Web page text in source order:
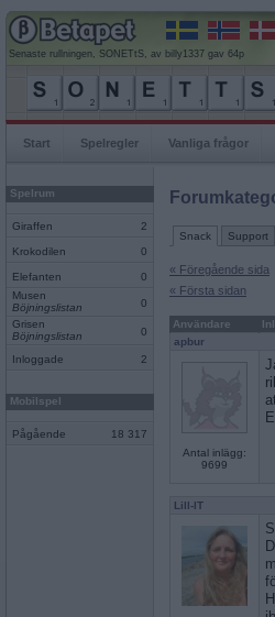
Senaste rullningen, SONETtS, av billy1337 gav 64p
Start Spelregler Vanliga frågor
Spelrum
Giraffen 2
Krokodilen 0
Elefanten
0
Musen
Böjningslistan
0
Grisen
Böjningslistan
0
Inloggade 2
Mobilspel
Pågående 18 317
Snack Support
« Föregående sida
« Första sidan
Användare
apbur
Antal inlägg:
9699
Lill-IT